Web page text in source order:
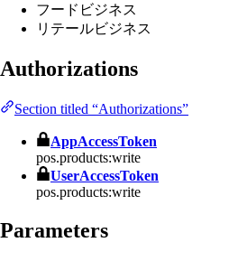
フードビジネス
リテールビジネス
Authorizations
Section titled “Authorizations”
AppAccessToken
pos.products:write
UserAccessToken
pos.products:write
Parameters